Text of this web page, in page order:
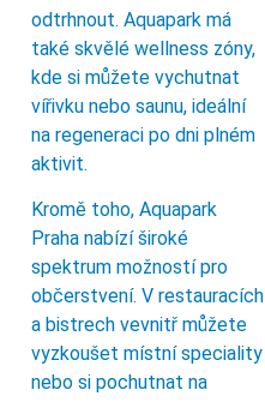
odtrhnout. Aquapark má
také skvělé wellness zóny,
kde si můžete vychutnat
vířivku nebo saunu, ideální
na regeneraci po dni plném
aktivit.
Kromě toho, Aquapark
Praha nabízí široké
spektrum možností pro
občerstvení. V restauracích
a bistrech vevnitř můžete
vyzkoušet místní speciality
nebo si pochutnat na